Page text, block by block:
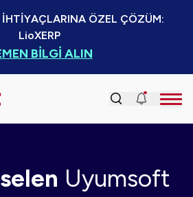
ÖZEL ÇÖZÜM:
LioXERP
BİLGİ ALIN
Uyumsoft